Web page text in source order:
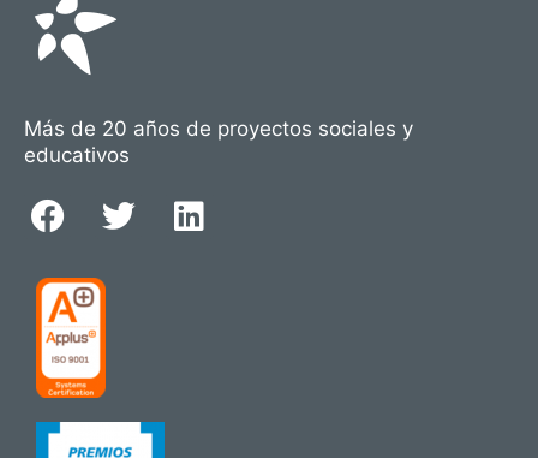
Más de 20 años de proyectos sociales y
educativos